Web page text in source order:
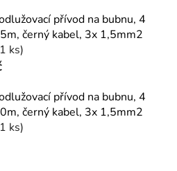
přívod na bubnu, 4
černý kabel, 3x 1,5mm2
ks)
přívod na bubnu, 4
černý kabel, 3x 1,5mm2
ks)